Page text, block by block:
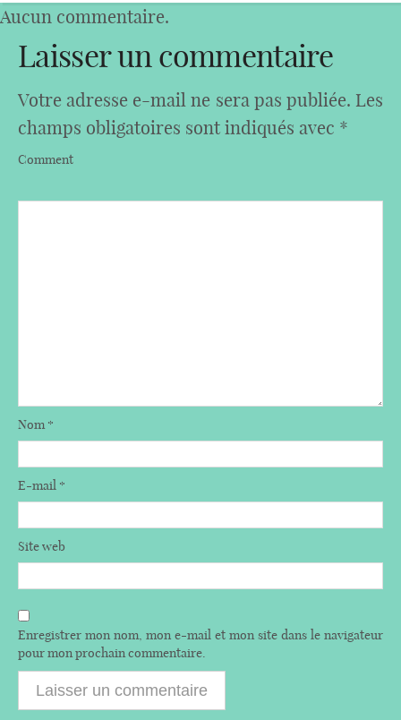
Aucun commentaire.
Laisser un commentaire
Votre adresse e-mail ne sera pas publiée. Les
champs obligatoires sont indiqués avec *
Comment
Nom*
E-mail *
Site web
Enregistrer mon nom, mon e-mail et mon site dans le navigateur
pour mon prochain commentaire.